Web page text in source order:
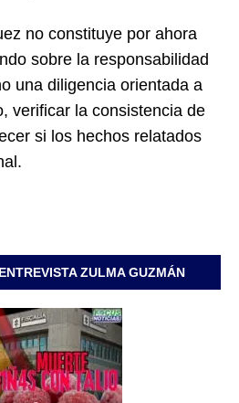
no constituye por ahora
sobre la responsabilidad
una diligencia orientada a
verificar la consistencia de
si los hechos relatados
ZULMA GUZMÁN